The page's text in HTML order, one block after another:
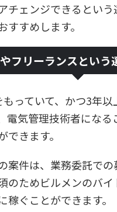
チェンジできるとい
すすめします。
フリーランスという
っていて、かつ3年
電気管理技術者にな
できます。
案件は、業務委託で
のためビルメンのバイ
稼ぐことができます。